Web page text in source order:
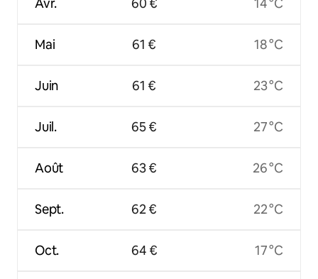
Mai
Juin
Juil.
Août
Sept.
Oct.
61 €
61 €
65 €
63 €
62 €
64 €
18 °C
23 °C
27 °C
26 °C
22 °C
17 °C